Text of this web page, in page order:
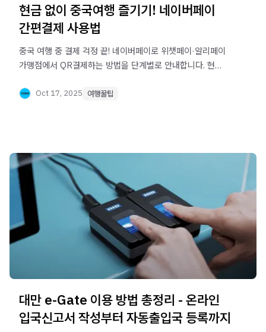
현금 없이 중국여행 즐기기! 네이버페이
간편결제 사용법
중국 여행 중 결제 걱정 끝! 네이버페이로 위챗페이·알리페이
가맹점에서 QR결제하는 방법을 단계별로 안내합니다. 현금
Oct 17, 2025 여행꿀팁
대만 e-Gate 이용 방법 총정리 - 온라인
입국신고서 작성부터 자동출입국 등록까지